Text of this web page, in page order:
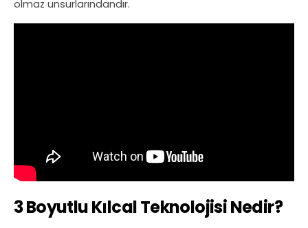
olmaz unsurlarındandır.
3 Boyutlu Kılcal Teknolojisi Nedir?